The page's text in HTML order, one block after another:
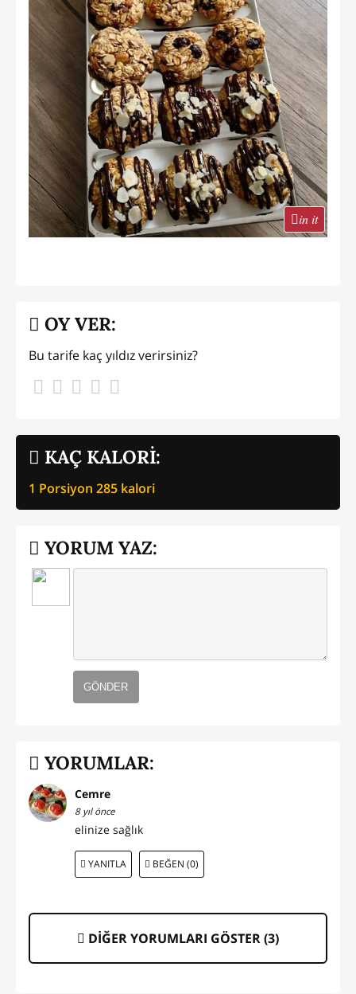
in it
KAÇ KALORİ:
1 Porsiyon 285 kalori
OY VER:
Bu tarife kaç yıldız verirsiniz?
YORUM YAZ:
GÖNDER
YORUMLAR:
Cemre
8 yıl önce
elinize sağlık
YANITLA BEĞEN (0)
DİĞER YORUMLARI GÖSTER (3)